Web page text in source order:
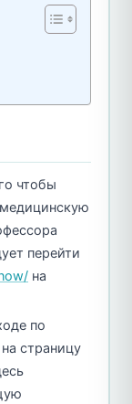
чтобы
перейти
на
по
страницу